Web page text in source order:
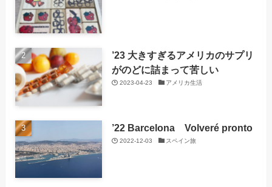
’23 大きすぎるアメリカのサプリ
がのどに詰まって苦しい
2023-04-23 アメリカ生活
’22 Barcelona Volveré pronto
2022-12-03 スペイン旅